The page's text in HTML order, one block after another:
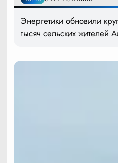
Энергетики обновили
тысяч сельских жителей